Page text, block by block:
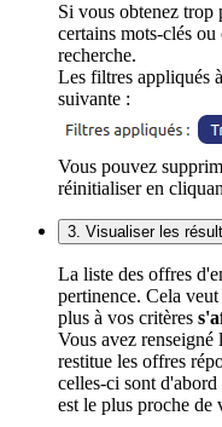
Si vous obtenez trop
certains mots-clés
recherche.
Les filtres appliqués
suivante :
Vous pouvez
réinitialiser en
3. Visualiser les
La liste des offres
pertinence. Cela
plus à vos critères
Vous avez
restitue les offres
celles-ci sont
est le plus proche de